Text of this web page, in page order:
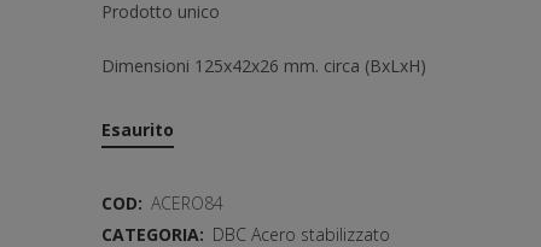
Prodotto unico
Dimensioni 125x42x26 mm. circa (BxLxH)
Esaurito
COD: ACERO84
CATEGORIA: DBC Acero stabilizzato